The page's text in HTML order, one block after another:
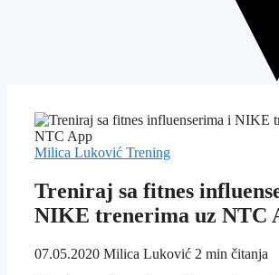
Milica Luković Trening
Treniraj sa fitnes
NIKE trenerima uz NTC
07.05.2020 Milica Luković 2 min čitanja